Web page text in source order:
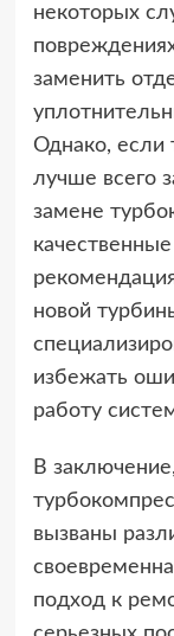
некоторых
заменить
Однако, если
лучше всего
замене
новой
избежать
работу
В
вызваны
подход к